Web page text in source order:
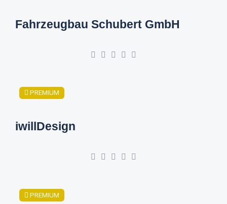
Fahrzeugbau Schubert GmbH
PREMIUM
iwillDesign
PREMIUM